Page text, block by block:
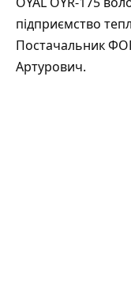
підприємство
Постачальник
Артурович.